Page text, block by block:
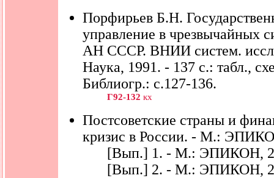
Порфирьев Б.Н.
управление в чрезвычайных
АН СССР. ВНИИ систем.
Наука, 1991. - 137 с.: табл.,
Библиогр.: с.127-136.
Г92-132 кх
Постсоветские страны и
кризис в России. - М.:
[Вып.] 1. - М.: ЭПИКОН,
[Вып.] 2. - М.: ЭПИКОН,